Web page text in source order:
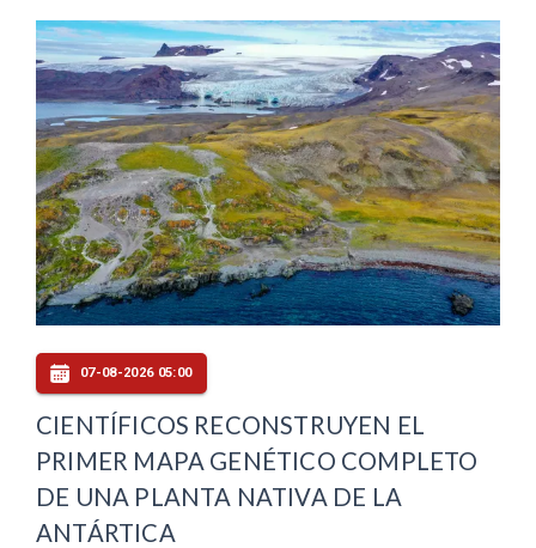
07-08-2026 05:00
CIENTÍFICOS RECONSTRUYEN EL
PRIMER MAPA GENÉTICO COMPLETO
DE UNA PLANTA NATIVA DE LA
ANTÁRTICA